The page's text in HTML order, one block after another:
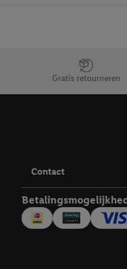
Jouw voordelen bij ons als
Gratis retourneren
Contact